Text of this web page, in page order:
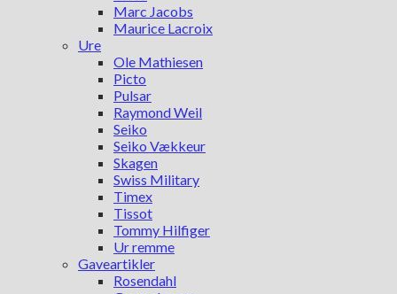
Marc Jacobs
Maurice Lacroix
Ure
Ole Mathiesen
Picto
Pulsar
Raymond Weil
Seiko
Seiko Vækkeur
Skagen
Swiss Military
Timex
Tissot
Tommy Hilfiger
Ur remme
Gaveartikler
Rosendahl